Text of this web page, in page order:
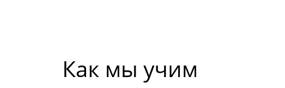
Как мы учим